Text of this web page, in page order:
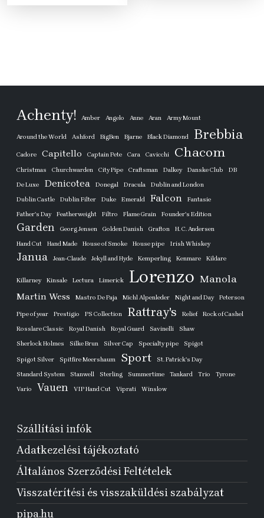
605 Ft.
990 Ft.
Achenty! Amber Angelo Anne Aran Army Mount
Around the World Ashford BigBen Bjarne Black Diamond Brebbia
Cadore Capitello Captain Pete Cara Cavicchi Chacom
Christmas Churchwarden City Pipe Craftsman Dalkey Danske Club
DB
De Luxe
Denicotea Donegal Dracula
Dublin and London
Dublin Castle
Dublin Filter Duke Emerald Falcon
Fantasie
Father's Day
Featherweight Filtro Flame Grain Founder's Edition
Garden Georg Jensen Golden Danish Grafton
H. C. Andersen
Hand Cut
Hand Made House of Smoke House pipe Irish Whiskey
Janua Jean-Claude Jekyll and Hyde Kemperling Kenmare Kildare
Killarney Kinsale Lectura Limerick Lorenzo Manola
Martin Wess Mastro De Paja Michl Alpenleder Night and Day Peterson
Pipe of year Prestigio PS Collection Rattray's Relief
Rock of Cashel
Rosslare Classic
Royal Danish Royal Guard Savinelli
Shaw
Sherlock Holmes
Silke Brun Silver Cap Specialty pipe Spigot
Spigot Silver Spitfire Meershaum Sport
St. Patrick's Day
Standard System
Stanwell Sterling Summertime Tankard Trio
Tyrone
Vario
Vauen VIP Hand Cut Viprati Winslow
Szállítási infók
Adatkezelési tájékoztató
Általános Szerződési Feltételek
Visszatérítési és visszaküldési szabályzat
pipa.hu